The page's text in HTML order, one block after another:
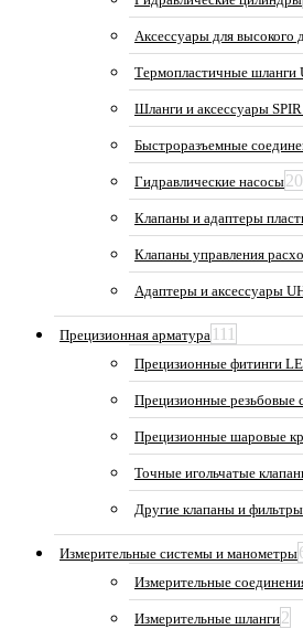
Аксессуары для высокого
Термопластичные шланги
Шланги и аксессуары
Быстроразъемные
Гидравлические насосы20
Клапаны и адаптеры
Клапаны управления
Адаптеры и аксессуары
Прецизионная арматура 111
Прецизионные фитинги
Прецизионные резьбовые
Прецизионные шаровые
Точные игольчатые
Другие клапаны и фильтры
Измерительные системы и манометры
Измерительные
Измерительные шланги2